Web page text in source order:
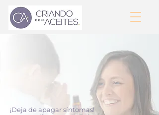
¡Deja de apagar síntomas!